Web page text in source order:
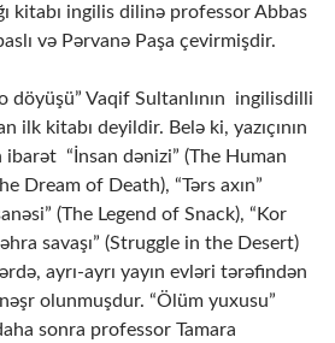
kitabı ingilis dilinə professor Abbas
və Pərvanə Paşa çevirmişdir.
döyüşü” Vaqif Sultanlının ingilisdilli
ilk kitabı deyildir. Belə ki, yazıçının
“İnsan dənizi” (The Human
Dream of Death), “Tərs axın”
(The Legend of Snack), “Kor
savaşı” (Struggle in the Desert)
ayrı-ayrı yayın evləri tərəfindən
olunmuşdur. “Ölüm yuxusu”
sonra professor Tamara